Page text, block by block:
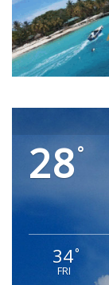
28°
34°
FRI